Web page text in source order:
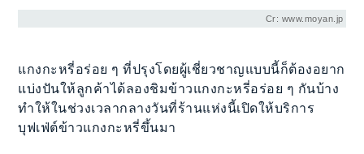
Cr: www.moyan.jp
แกงกะหรี่อร่อย ๆ ที่ปรุงโดยผู้เชี่ยวชาญแบบนี้ก็ต้องอยาก
แบ่งปันให้ลูกค้าได้ลองชิมข้าวแกงกะหรี่อร่อย ๆ กันบ้าง
ทำให้ในช่วงเวลากลางวันที่ร้านแห่งนี้เปิดให้บริการ
บุฟเฟ่ต์ข้าวแกงกะหรี่ขึ้นมา